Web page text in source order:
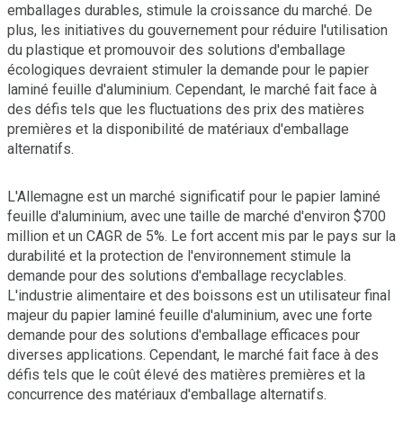
emballages durables, stimule la croissance du marché. De
plus, les initiatives du gouvernement pour réduire l'utilisation
du plastique et promouvoir des solutions d'emballage
écologiques devraient stimuler la demande pour le papier
laminé feuille d'aluminium. Cependant, le marché fait face à
des défis tels que les fluctuations des prix des matières
premières et la disponibilité de matériaux d'emballage
alternatifs.
L'Allemagne est un marché significatif pour le papier laminé
feuille d'aluminium, avec une taille de marché d'environ $700
million et un CAGR de 5%. Le fort accent mis par le pays sur la
durabilité et la protection de l'environnement stimule la
demande pour des solutions d'emballage recyclables.
L'industrie alimentaire et des boissons est un utilisateur final
majeur du papier laminé feuille d'aluminium, avec une forte
demande pour des solutions d'emballage efficaces pour
diverses applications. Cependant, le marché fait face à des
défis tels que le coût élevé des matières premières et la
concurrence des matériaux d'emballage alternatifs.